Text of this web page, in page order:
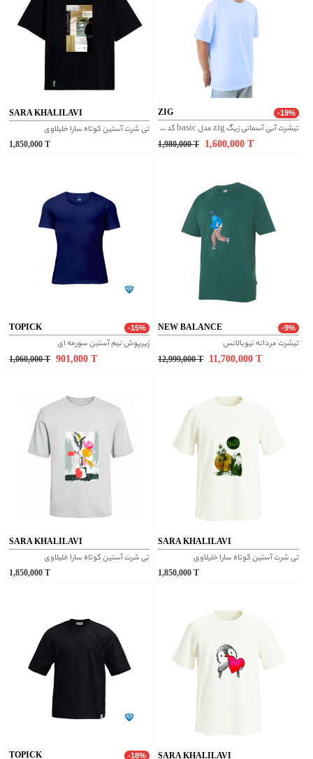
SARA KHALILAVI
تی شرت آستین کوتاه سارا خلیلاوی
1,850,000
ZIG -19%
تیشرت آبی آسمانی زیگ zig مدل basic کد 482
1,980,000 T 1,600,000
TOPICK -15%
زیرپوش نیم آستین سورمه ای
1,060,000 T 901,000
NEW BALANCE -9%
تیشرت مردانه نیوبالانس
12,999,000 T 11,700,000
SARA KHALILAVI
تی شرت آستین کوتاه سارا خلیلاوی
1,850,000
SARA KHALILAVI
تی شرت آستین کوتاه سارا خلیلاوی
1,850,000
TOPICK -18% SARA KHALILAVI